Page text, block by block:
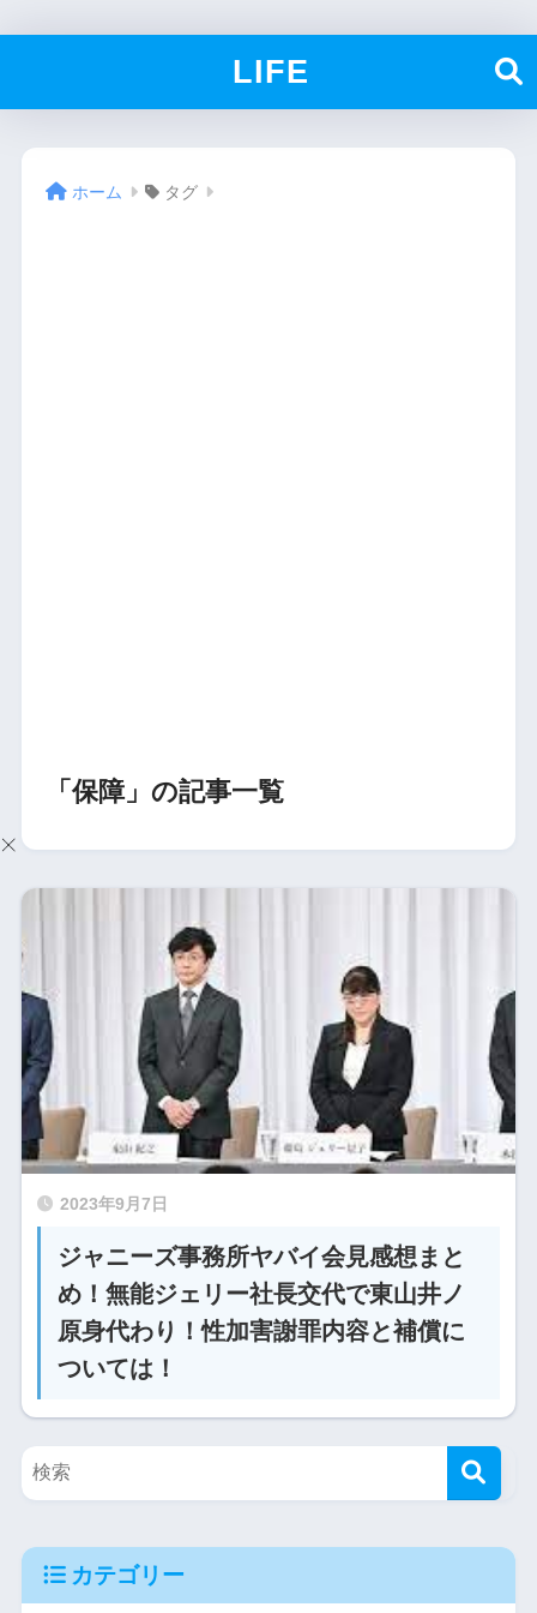
LIFE
ホーム タグ
「保障」の記事一覧
2023年9月7日
ジャニーズ事務所ヤバイ会見感想まと
め！無能ジェリー社長交代で東山井ノ
原身代わり！性加害謝罪内容と補償に
ついては！
カテゴリー